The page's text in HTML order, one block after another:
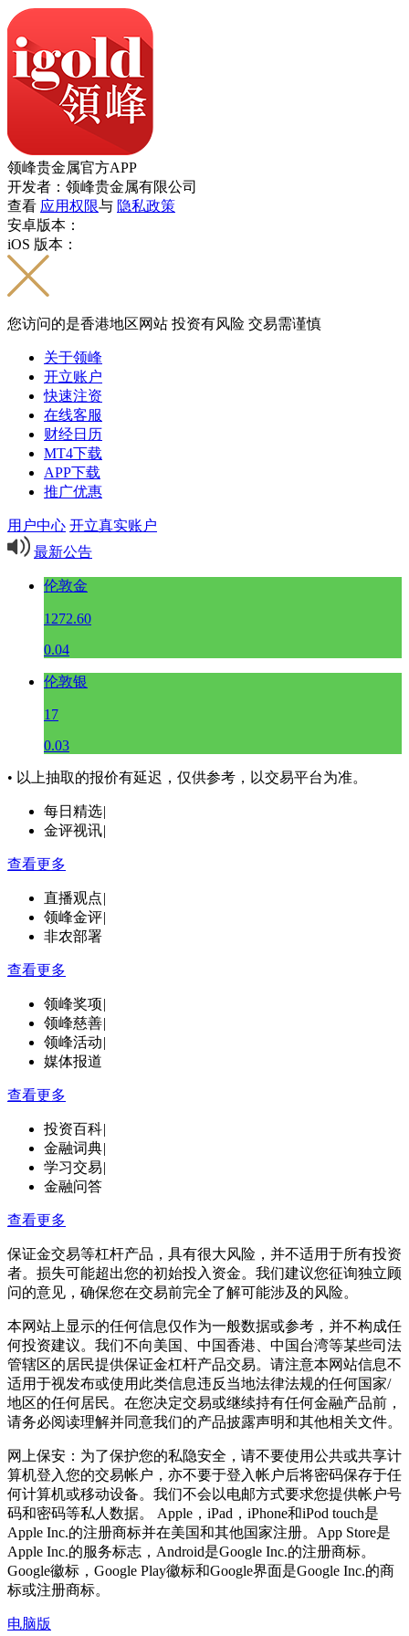
领峰贵金属官方APP
开发者：领峰贵金属有限公司
查看 应用权限与 隐私政策
安卓版本：
iOS 版本：
您访问的是香港地区网站 投资有风险 交易需谨慎
关于领峰
开立账户
快速注资
在线客服
财经日历
MT4下载
APP下载
推广优惠
用户中心 开立真实账户
最新公告
伦敦金
1272.60
0.04
伦敦银
17
0.03
• 以上抽取的报价有延迟，仅供参考，以交易平台为准。
每日精选|
金评视讯|
查看更多
直播观点|
领峰金评|
非农部署
查看更多
领峰奖项|
领峰慈善|
领峰活动|
媒体报道
查看更多
投资百科|
金融词典|
学习交易|
金融问答
查看更多
保证金交易等杠杆产品，具有很大风险，并不适用于所有投资
者。损失可能超出您的初始投入资金。我们建议您征询独立顾
问的意见，确保您在交易前完全了解可能涉及的风险。
本网站上显示的任何信息仅作为一般数据或参考，并不构成任
何投资建议。我们不向美国、中国香港、中国台湾等某些司法
管辖区的居民提供保证金杠杆产品交易。请注意本网站信息不
适用于视发布或使用此类信息违反当地法律法规的任何国家/
地区的任何居民。在您决定交易或继续持有任何金融产品前，
请务必阅读理解并同意我们的产品披露声明和其他相关文件。
网上保安：为了保护您的私隐安全，请不要使用公共或共享计
算机登入您的交易帐户，亦不要于登入帐户后将密码保存于任
何计算机或移动设备。我们不会以电邮方式要求您提供帐户号
码和密码等私人数据。 Apple，iPad，iPhone和iPod touch是
Apple Inc.的注册商标并在美国和其他国家注册。App Store是
Apple Inc.的服务标志，Android是Google Inc.的注册商标。
Google徽标，Google Play徽标和Google界面是Google Inc.的商
标或注册商标。
电脑版